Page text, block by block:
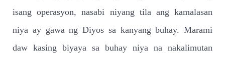
isang operasyon, nasabi niyang tila ang kamalasan
niya ay gawa ng Diyos sa kanyang buhay. Marami
daw kasing biyaya sa buhay niya na nakalimutan